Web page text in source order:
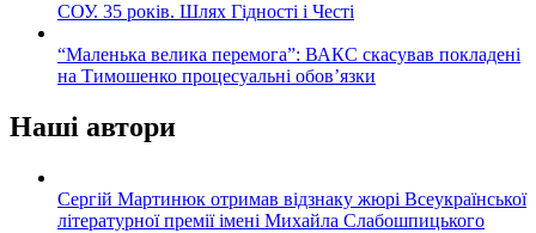
СОУ. 35 років. Шлях Гідності і Честі
“Маленька велика перемога”: ВАКС скасував покладені
на Тимошенко процесуальні обов’язки
Наші автори
Сергій Мартинюк отримав відзнаку жюрі Всеукраїнської
літературної премії імені Михайла Слабошпицького